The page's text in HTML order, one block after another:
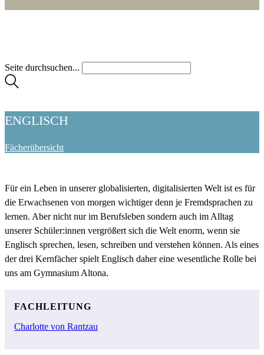
Seite durchsuchen...
ENGLISCH
Fächerübersicht
Für ein Leben in unserer globalisierten, digitalisierten Welt ist es für
die Erwachsenen von morgen wichtiger denn je Fremdsprachen zu
lernen. Aber nicht nur im Berufsleben sondern auch im Alltag
unserer Schüler:innen vergrößert sich die Welt enorm, wenn sie
Englisch sprechen, lesen, schreiben und verstehen können. Als eines
der drei Kernfächer spielt Englisch daher eine wesentliche Rolle bei
uns am Gymnasium Altona.
FACHLEITUNG
Charlotte von Rantzau